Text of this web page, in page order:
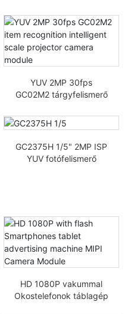
STM32-hez
YUV 2MP 30fps
GC02M2 tárgyfelismerő
vetítő kamera modul
GC2375H 1/5" 2MP ISP
YUV fotófelismerő
HD 1080P vakummal
Okostelefonok táblagép